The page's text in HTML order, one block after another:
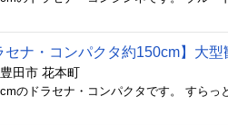
セナ・コンパクタ約150cm】大
豊田市 花本町